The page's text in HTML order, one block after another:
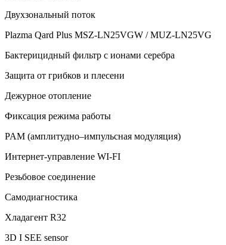
Двухзональный поток
Plazma Qard Plus MSZ-LN25VGW / MUZ-LN25VG
Бактерицидный фильтр с ионами серебра
Защита от грибков и плесени
Дежурное отопление
Фиксация режима работы
PAM (амплитудно–импульсная модуляция)
Интернет-управление WI-FI
Резьбовое соединение
Самодиагностика
Хладагент R32
3D I SEE sensor